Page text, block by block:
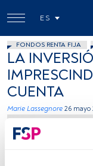
ES
FONDOS RENTA FIJA
LA
CUENTA
Marie Lassegnore 26 mayo